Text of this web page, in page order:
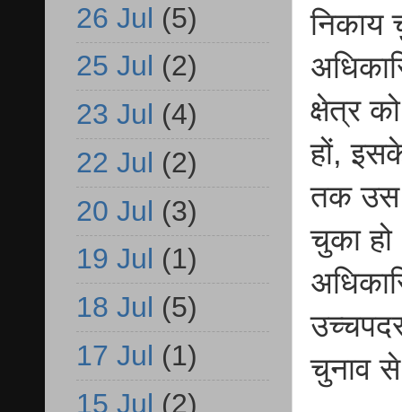
निकाय
क्षेत्र
हों,
तक उस
चुका
चुनाव
26 Jul (5)
25 Jul (2)
23 Jul (4)
22 Jul (2)
20 Jul (3)
19 Jul (1)
18 Jul (5)
17 Jul (1)
15 Jul (2)